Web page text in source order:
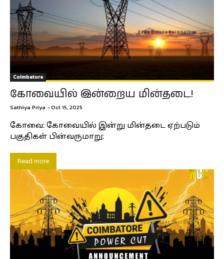
Coimbatore
கோவையில் இன்றைய மின்தடை!
Sathiya Priya -Oct 15, 2025
கோவை: கோவையில் இன்று மின்தடை ஏற்படும்
பகுதிகள் பின்வருமாறு:
Read more